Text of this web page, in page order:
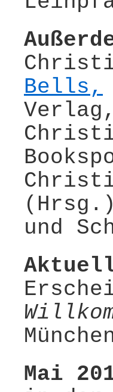
Bells,
und
Mai